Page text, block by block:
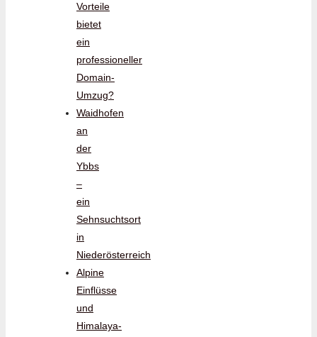
Vorteile
bietet
ein
professioneller
Domain-
Umzug?
Waidhofen
an
der
Ybbs
–
ein
Sehnsuchtsort
in
Niederösterreich
Alpine
Einflüsse
und
Himalaya-